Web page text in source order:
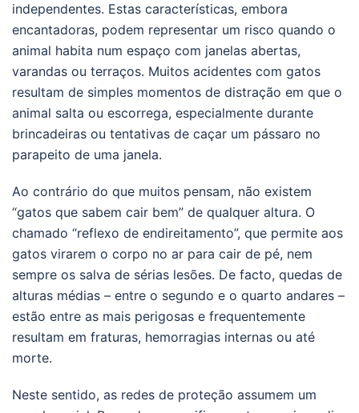
independentes. Estas características, embora
encantadoras, podem representar um risco quando o
animal habita num espaço com janelas abertas,
varandas ou terraços. Muitos acidentes com gatos
resultam de simples momentos de distração em que o
animal salta ou escorrega, especialmente durante
brincadeiras ou tentativas de caçar um pássaro no
parapeito de uma janela.
Ao contrário do que muitos pensam, não existem
“gatos que sabem cair bem” de qualquer altura. O
chamado “reflexo de endireitamento”, que permite aos
gatos virarem o corpo no ar para cair de pé, nem
sempre os salva de sérias lesões. De facto, quedas de
alturas médias – entre o segundo e o quarto andares –
estão entre as mais perigosas e frequentemente
resultam em fraturas, hemorragias internas ou até
morte.
Neste sentido, as redes de proteção assumem um